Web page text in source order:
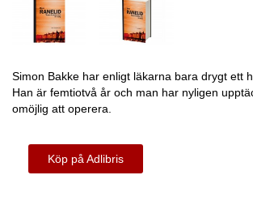
Simon Bakke har enligt läkarna bara drygt ett
Han är femtiotvå år och man har nyligen
omöjlig att operera.
Köp på Adlibris